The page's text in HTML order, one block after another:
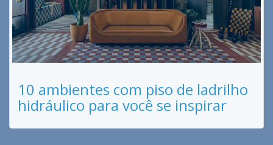
10 ambientes com piso de ladrilho
hidráulico para você se inspirar